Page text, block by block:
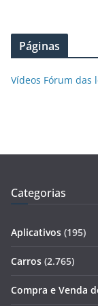
Páginas
Vídeos Fórum das
Categorias
Aplicativos (195)
Carros (2.765)
Compra e Venda